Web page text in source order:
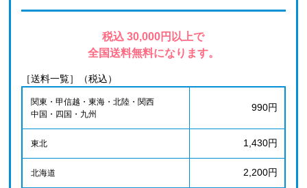
税込 30,000円以上で
全国送料無料になります。
［送料一覧］（税込）
関東・甲信越・東海・北陸・関西
中国・四国・九州
990円
東北 1,430円
北海道 2,200円